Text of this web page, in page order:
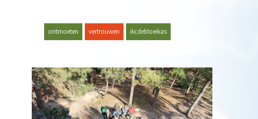
ontmoeten vertrouwen ikcdebloeikas